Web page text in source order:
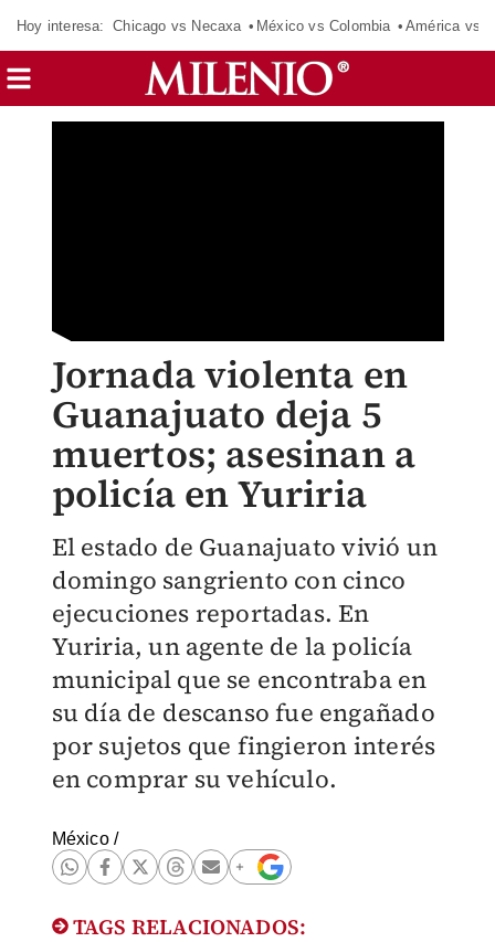
Hoy interesa: Chicago vs Necaxa México vs Colombia América vs
Jornada violenta en
Guanajuato deja 5
muertos; asesinan a
policía en Yuriria
El estado de Guanajuato vivió un
domingo sangriento con cinco
ejecuciones reportadas. En
Yuriria, un agente de la policía
municipal que se encontraba en
su día de descanso fue engañado
por sujetos que fingieron interés
en comprar su vehículo.
México/
TAGS RELACIONADOS: